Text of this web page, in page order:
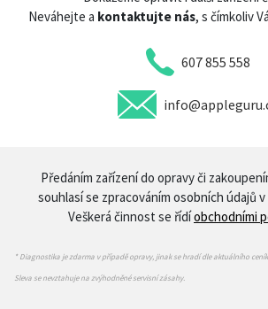
Neváhejte a kontaktujte nás, s čímkoliv
607 855 558
Předáním zařízení do opravy či
souhlasí se zpracováním osobních údajů v
Veškerá činnost se řídíobchodními
* Diagnostika je zdarma v případě opravy, jinak se hradí dle aktuálního
Sleva se nevztahuje na zvýhodněné servisní zásahy.